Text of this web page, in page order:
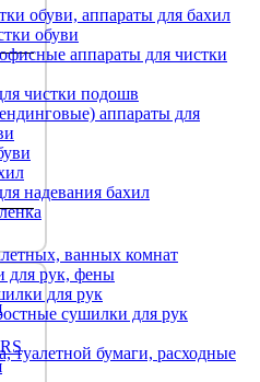
обуви, аппараты для бахил
обуви
аппараты для чистки
чистки подошв
аппараты для
надевания бахил
ванных комнат
для рук, фены
для рук
сушилки для рук
туалетной бумаги, расходные